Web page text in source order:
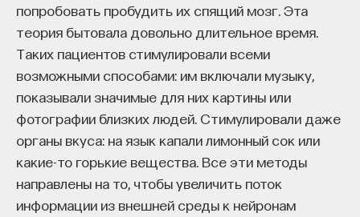
попробовать пробудить их спящий мозг. Эта
теория бытовала довольно длительное время.
Таких пациентов стимулировали всеми
возможными способами: им включали музыку,
показывали значимые для них картины или
фотографии близких людей. Стимулировали даже
органы вкуса: на язык капали лимонный сок или
какие-то горькие вещества. Все эти методы
направлены на то, чтобы увеличить поток
информации из внешней среды к нейронам
ХИМИЯ МЕЖДУ НЕЙРОНАМИ